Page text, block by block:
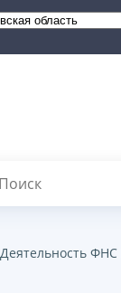
Деятельность ФНС